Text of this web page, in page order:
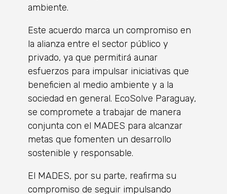
ambiente.
Este acuerdo marca un compromiso en
la alianza entre el sector público y
privado, ya que permitirá aunar
esfuerzos para impulsar iniciativas que
beneficien al medio ambiente y a la
sociedad en general. EcoSolve Paraguay,
se compromete a trabajar de manera
conjunta con el MADES para alcanzar
metas que fomenten un desarrollo
sostenible y responsable.
El MADES, por su parte, reafirma su
compromiso de seguir impulsando